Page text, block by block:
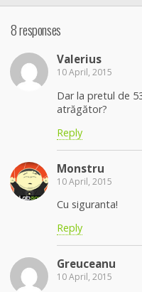
8 responses
Valerius
10 April, 2015
Dar la pretul de
atrăgător?
Reply
Monstru
10 April, 2015
Cu siguranta!
Reply
Greuceanu
10 April, 2015